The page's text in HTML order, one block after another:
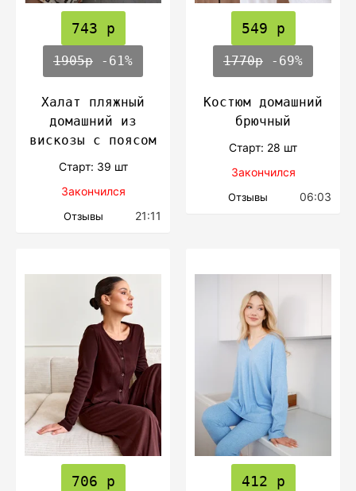
743 р
1905р -61%
Халат пляжный
домашний из
вискозы с поясом
Cтарт: 39 шт
Закончился
Отзывы 21:11
549 р
1770р -69%
Костюм домашний
брючный
Cтарт: 28 шт
Закончился
Отзывы 06:03
706 р 412 р